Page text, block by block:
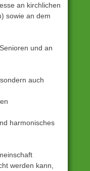
an kirchlichen
sowie an dem
und an
auch
harmonisches
werden kann,